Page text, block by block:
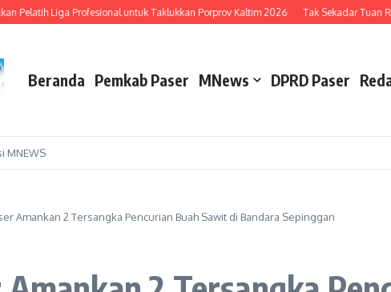
Liga Profesional untuk Taklukkan Porprov Kaltim 2026 Tak Sekadar Tuan
Beranda Pemkab Paser MNews DPRD Paser
MNEWS
Amankan 2 Tersangka Pencurian Buah Sawit di Bandara Sepinggan